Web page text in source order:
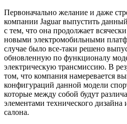
Первоначально желание и даже
компании Jaguar выпустить
с тем, что она продолжает
новыми электромобильными
случае было все-таки решено
обновленную по функционалу
электрическую трансмиссию. В
том, что компания намеревается
конфигураций данной модели
которые между собой будут
элементами технического дизайна
салона.